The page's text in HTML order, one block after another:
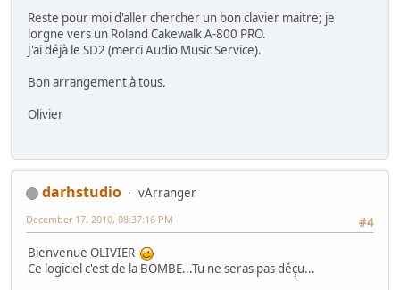
Reste pour moi d'aller chercher un bon clavier maitre; je
lorgne vers un Roland Cakewalk A-800 PRO.
J'ai déjà le SD2 (merci Audio Music Service).
Bon arrangement à tous.
Olivier
darhstudio
vArranger
#4
December 17, 2010, 08:37:16 PM
Bienvenue OLIVIER
Ce logiciel c'est de la BOMBE...Tu ne seras pas déçu...